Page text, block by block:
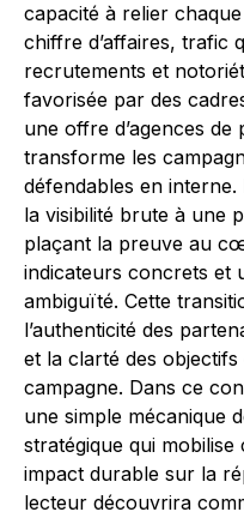
capacité à relier
chiffre d’affaires, trafic
recrutements et
favorisée par des
une offre d’agences de
transforme les
défendables en
la visibilité brute à une
plaçant la preuve au
indicateurs concrets et
ambiguïté. Cette
l’authenticité des
et la clarté des
campagne. Dans ce
une simple mécanique
stratégique qui
impact durable sur la
lecteur découvrira